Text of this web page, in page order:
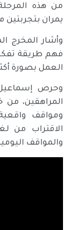
من هذه
يمران بتجربتين
وأشار المخرج
فهم طريقة
العمل بصورة
وحرص
المراهقين،
ومواقف
الاقتراب من
والمواقف